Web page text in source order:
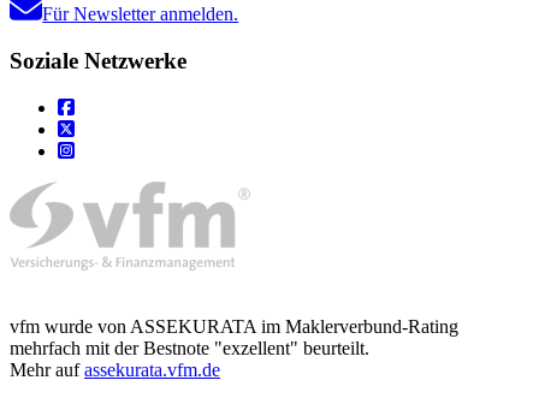
Für Newsletter anmelden.
Soziale Netzwerke
vfm wurde von ASSEKURATA im Maklerverbund-Rating
mehrfach mit der Bestnote "exzellent" beurteilt.
Mehr aufassekurata.vfm.de